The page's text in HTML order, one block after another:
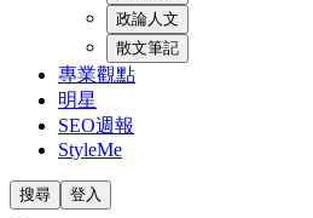
政論人文
散文筆記
專業觀點
明星
SEO週報
StyleMe
搜尋 登入